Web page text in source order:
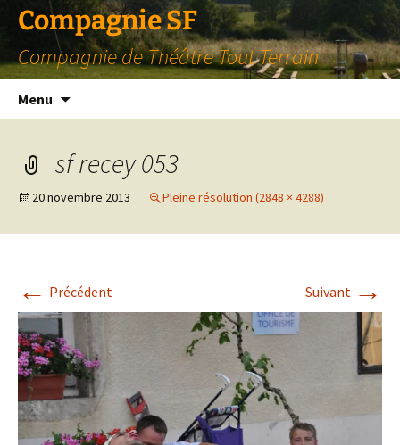
Compagnie SF
Compagnie de Théâtre Tout Terrain
Menu
sf recey 053
20 novembre 2013 Pleine résolution (2848 × 4288)
← Précédent Suivant →